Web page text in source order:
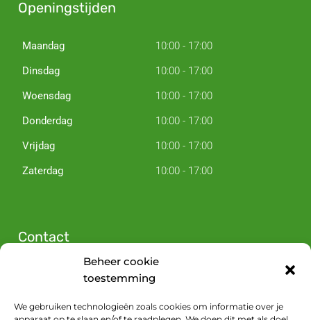
Beheer cookie
toestemming
We gebruiken technologieën zoals cookies om informatie over je
Openingstijden
Maandag
10:00 - 17:00
Dinsdag
10:00 - 17:00
Woensdag
10:00 - 17:00
Donderdag
10:00 - 17:00
Vrijdag
10:00 - 17:00
Zaterdag
10:00 - 17:00
Contact
Plan je route